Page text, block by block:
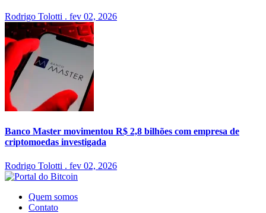
Rodrigo Tolotti . fev 02, 2026
Banco Master movimentou R$ 2,8 bilhões com empresa de
criptomoedas investigada
Rodrigo Tolotti . fev 02, 2026
Quem somos
Contato